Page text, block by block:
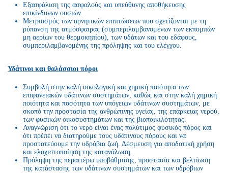
Εξασφάλιση της ασφαλούς και υπεύθυνης αποθήκευσης
επικίνδυνων ουσιών.
Μετριασμός των αρνητικών επιπτώσεων που σχετίζονται με τη
ρύπανση της ατμόσφαιρας (συμπεριλαμβανομένων των εκπομπών
μη αερίων του θερμοκηπίου), των υδάτων και του εδάφους,
συμπεριλαμβανομένης της πρόληψης και του ελέγχου.
Υδάτινοι και θαλάσσιοι πόροι
Συμβολή στην καλή οικολογική και χημική ποιότητα των
επιφανειακών υδάτινων συστημάτων, καθώς και στην καλή χημική
ποιότητα και ποσότητα των υπόγειων υδάτινων συστημάτων, με
σκοπό την προστασία της ανθρώπινης υγείας, της επάρκειας νερού,
των φυσικών οικοσυστημάτων και της βιοποικιλότητας.
Αναγνώριση ότι το νερό είναι ένας πολύτιμος φυσικός πόρος και
ότι πρέπει να διατηρούμε τους υδάτινους πόρους και να
προστατεύουμε την υδρόβια ζωή. Δέσμευση για αποδοτική χρήση
και ελαχιστοποίηση της κατανάλωση.
Πρόληψη της περαιτέρω υποβάθμισης, προστασία και βελτίωση
της κατάστασης των υδάτινων συστημάτων και των υδρόβιων